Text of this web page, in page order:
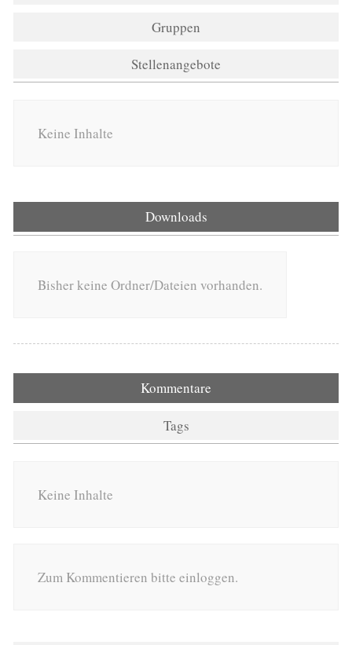
Gruppen
Stellenangebote
Keine Inhalte
Downloads
Bisher keine Ordner/Dateien vorhanden.
Kommentare
Tags
Keine Inhalte
Zum Kommentieren bitte einloggen.